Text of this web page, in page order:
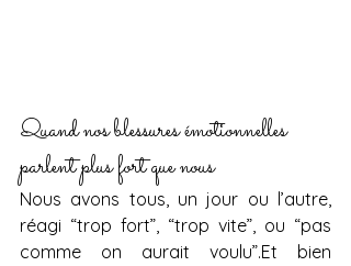
Quand nos blessures émotionnelles
parlent plus fort que nous
Nous avons tous, un jour ou l’autre,
réagi “trop fort”, “trop vite”, ou “pas
comme on aurait voulu”.Et bien